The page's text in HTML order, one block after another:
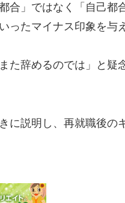
合」ではなく「自己都
ったマイナス印象を与
た辞めるのでは」と疑
に説明し、再就職後